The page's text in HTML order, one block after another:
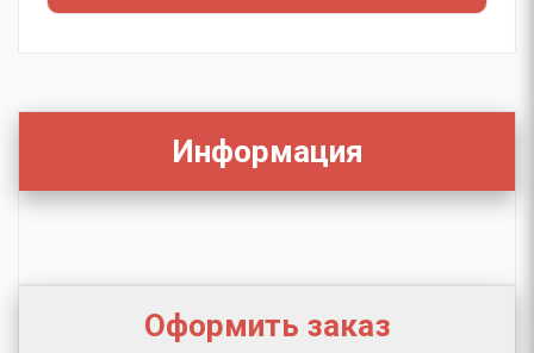
Информация
Оформить заказ